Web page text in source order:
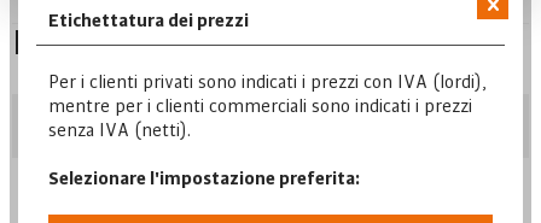
Pulizia e disinfezione
Posizione
Etichettatura dei prezzi
Per i clienti privati sono indicati i prezzi con IVA (lordi),
mentre per i clienti commerciali sono indicati i prezzi
senza IVA (netti).
Selezionare l'impostazione preferita: